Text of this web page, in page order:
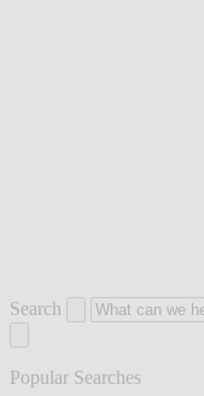
Search
Popular Searches